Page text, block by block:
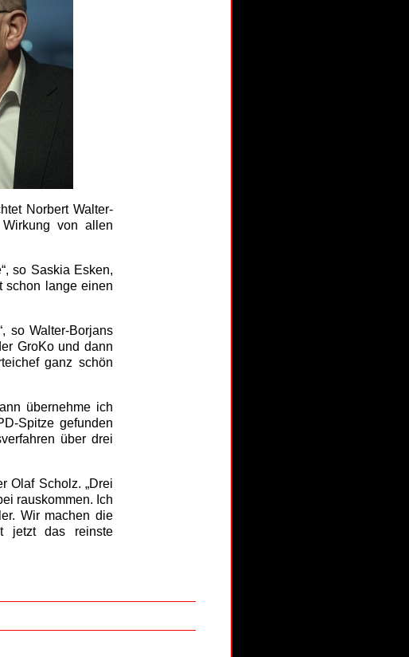
Norbert Walter-
Wirkung von allen
so Saskia Esken,
schon lange einen
so Walter-Borjans
GroKo und dann
ganz schön
übernehme ich
Spitze gefunden
über drei
Olaf Scholz. „Drei
rauskommen. Ich
Wir machen die
jetzt das reinste